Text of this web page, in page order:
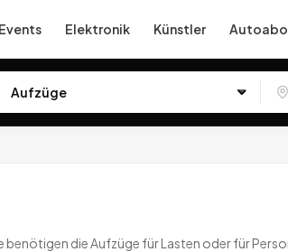
Events Elektronik Künstler Autoabo
die Aufzüge für Lasten oder für